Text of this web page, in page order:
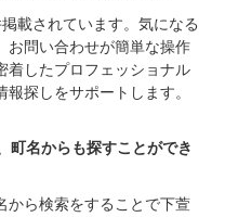
載されています。気になる
お問い合わせが簡単な操作
着したプロフェッショナル
探しをサポートします。
町名からも探すことができ
から検索をすることで下萱